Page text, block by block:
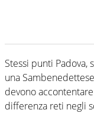
Stessi punti Padova,
una
devono
differenza reti negli